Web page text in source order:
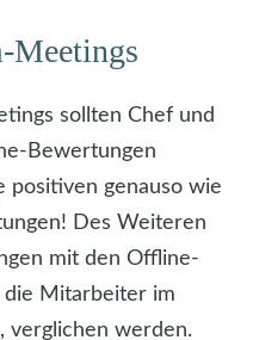
Meetings
sollten Chef und
Bewertungen
positiven genauso wie
Des Weiteren
mit den Offline-
die Mitarbeiter im
verglichen werden.